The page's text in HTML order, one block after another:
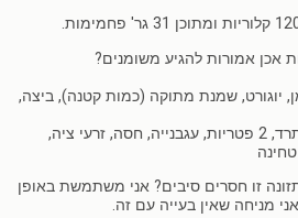
אכן אמורות להגיע משומנים?
יוגורט, שמנת מתוקה (כמות קטנה), ביצה,
לצד:1 גזר, קצת תרד, 2 פטריות, עגבנייה, חסה, זרעי ציה,
זו חסרים סיבים? אני משתמשת באופן
מניחה שאין בעייה עם זה.